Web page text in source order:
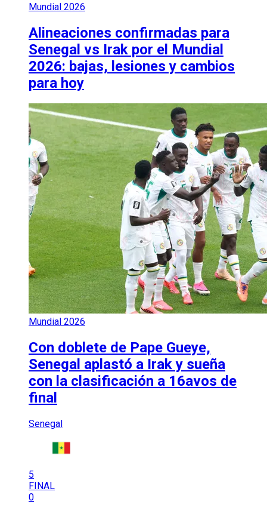
Mundial 2026
Alineaciones confirmadas para
Senegal vs Irak por el Mundial
2026: bajas, lesiones y cambios
para hoy
Mundial 2026
Con doblete de Pape Gueye,
Senegal aplastó a Irak y sueña
con la clasificación a 16avos de
final
Senegal
5
FINAL
0